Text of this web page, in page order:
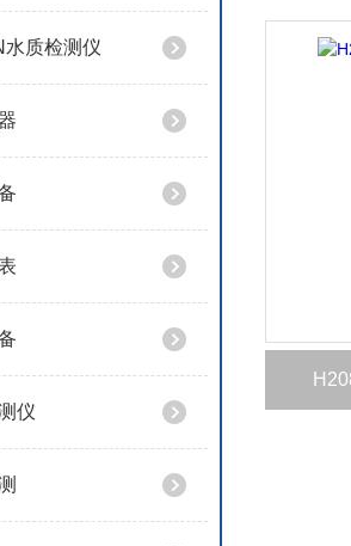
质检测仪
仪